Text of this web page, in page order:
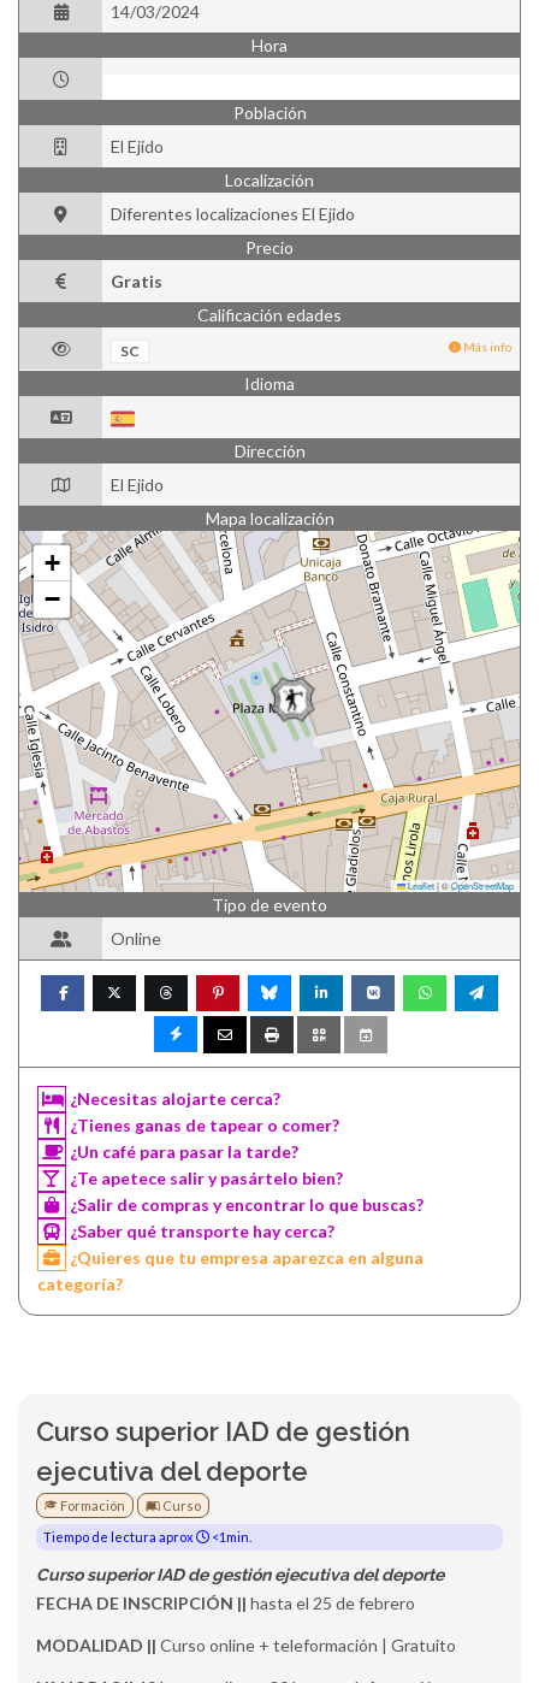
14/03/2024
Hora
Población
El Ejido
Localización
Diferentes localizaciones El Ejido
Precio
Gratis
Calificación edades
SC Más info
Idioma
Dirección
El Ejido
Mapa localización
+
−
Leaflet|©OpenStreetMap
Tipo de evento
Online
¿Necesitas alojarte cerca?
¿Tienes ganas de tapear o comer?
¿Un café para pasar la tarde?
¿Te apetece salir y pasártelo bien?
¿Salir de compras y encontrar lo que buscas?
¿Saber qué transporte hay cerca?
¿Quieres que tu empresa aparezca en alguna
categoría?
Curso superior IAD de gestión
ejecutiva del deporte
Formación
Curso
Tiempo de lectura aprox
<1min.
Curso superior IAD de gestión ejecutiva del deporte
FECHA DE INSCRIPCIÓN || hasta el 25 de febrero
MODALIDAD || Curso online + teleformación | Gratuito